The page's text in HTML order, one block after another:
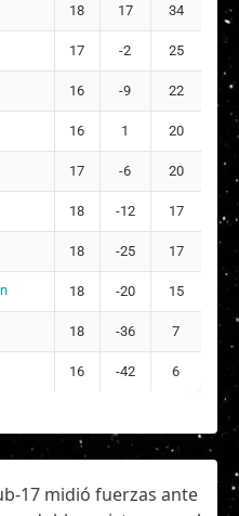
18 17 34
17 -2 25
16 -9 22
16 1 20
17 -6 20
18 -12 17
18 -25 17
18 -20 15
18 -36 7
16 -42 6
17 midió fuerzas ante